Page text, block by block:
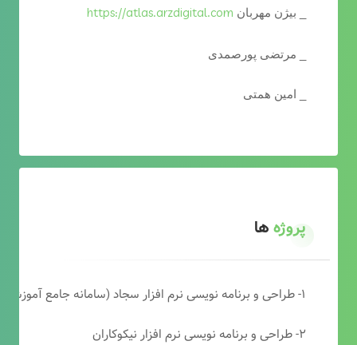
_ بیژن مهربان https://atlas.arzdigital.com
_ مرتضی پورصمدی
_ امین همتی
پروژهها
۱- طراحی و برنامه نویسی نرم افزار سجاد (سامانه جامع آموزشی دارالقرآن)
۲- طراحی و برنامه نویسی نرم افزار نیکوکاران